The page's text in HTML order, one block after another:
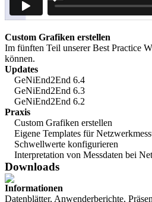
Custom Grafiken erstellen
Im fünften Teil unserer Best Practice
können.
Updates
GeNiEnd2End 6.4
GeNiEnd2End 6.3
GeNiEnd2End 6.2
Praxis
Custom Grafiken erstellen
Eigene Templates für
Schwellwerte konfigurieren
Interpretation von Messdaten bei
Downloads
Informationen
Datenblätter, Anwenderberichte,